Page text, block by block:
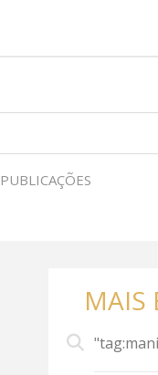
PUBLICAÇÕES
MAIS